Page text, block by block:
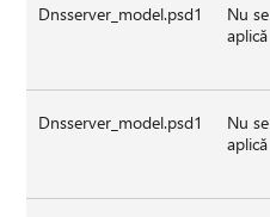
Dnsserver_model.psd1
Nu se
aplică
Dnsserver_model.psd1
Nu se
aplică